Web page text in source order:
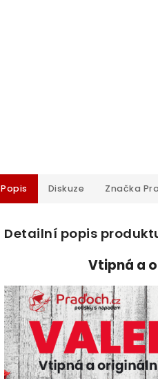
Popis Diskuze Značka
Detailní popis
Vtipná a